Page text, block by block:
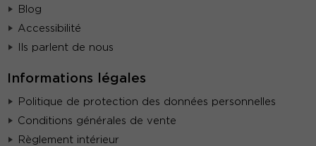
Blog
Accessibilité
Ils parlent de nous
Informations légales
Politique de protection des données personnelles
Conditions générales de vente
Règlement intérieur